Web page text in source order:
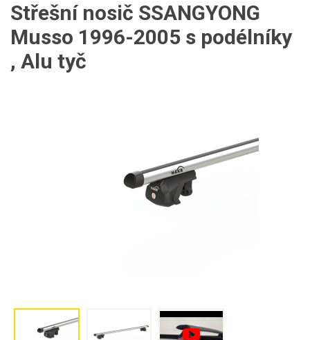
Střešní nosič SSANGYONG
Musso 1996-2005 s podélníky
, Alu tyč